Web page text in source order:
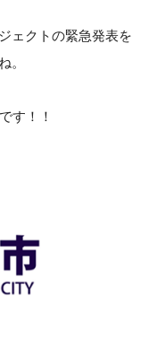
ェクトの緊急発表を
。
す！！